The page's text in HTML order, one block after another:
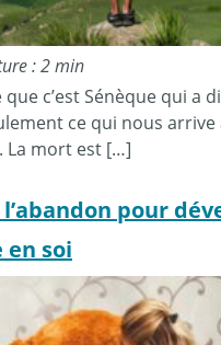
: 2 min
que c’est Sénèque qui a
ce qui nous
La mort est […]
pour
en soi